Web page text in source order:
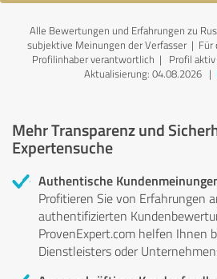
Alle Bewertungen und Erfahrungen zu
subjektive Meinungen der Verfasser | Für
Profilinhaber verantwortlich | Profil
Aktualisierung: 04.08.2026|
Mehr Transparenz und
Expertensuche
Authentische
Profitieren Sie von Erfahrungen
authentifizierten
ProvenExpert.com helfen Ihnen
Dienstleisters oder